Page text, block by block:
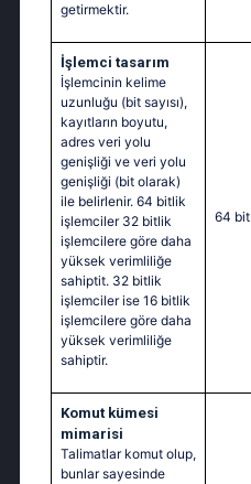
getirmektir.
İşlemci tasarım
İşlemcinin kelime
uzunluğu (bit sayısı),
kayıtların boyutu,
adres veri yolu
genişliği ve veri yolu
genişliği (bit olarak)
ile belirlenir. 64 bitlik
işlemciler 32 bitlik
işlemcilere göre daha
yüksek verimliliğe
sahiptit. 32 bitlik
işlemciler ise 16 bitlik
işlemcilere göre daha
yüksek verimliliğe
sahiptir.
64 bit
Komut kümesi
mimarisi
Talimatlar komut olup,
bunlar sayesinde